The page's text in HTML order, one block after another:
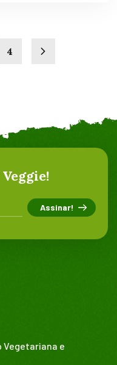
4
Vegetariana e